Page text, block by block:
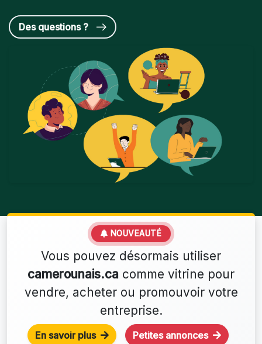
Des questions ?
NOUVEAUTÉ
Vous pouvez désormais utiliser
camerounais.ca comme vitrine pour
vendre, acheter ou promouvoir votre
entreprise.
En savoir plus Petites annonces